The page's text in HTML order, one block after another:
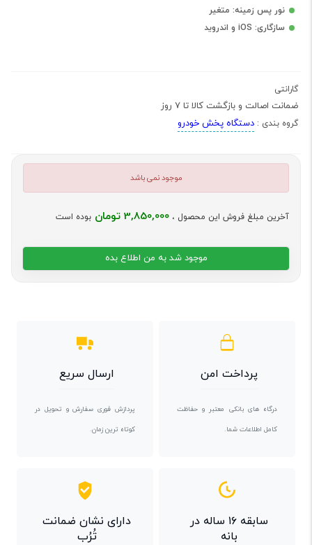
نور پس زمینه: متغیر
سازگاری: iOS و اندروید
گارانتی
ضمانت اصالت و بازگشت کالا تا 7 روز
گروه بندی : دستگاه پخش خودرو
موجود نمی باشد
آخرین مبلغ فروش این محصول ، 3,850,000 تومان بوده است
موجود شد به من اطلاع بده
پرداخت امن
درگاه های بانکی معتبر و حفاظت
کامل اطلاعات شما.
ارسال سریع
پردازش فوری سفارش و تحویل در
کوتاه ترین زمان.
سابقه ۱۶ ساله در
بانه
دارای نشان ضمانت
تُرُب